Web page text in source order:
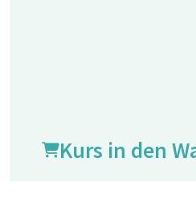
Kurs in den